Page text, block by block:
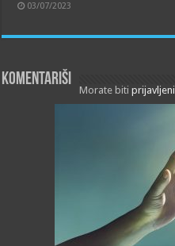
03/07/2023
Komentariši
Morate bitiprijavljeni